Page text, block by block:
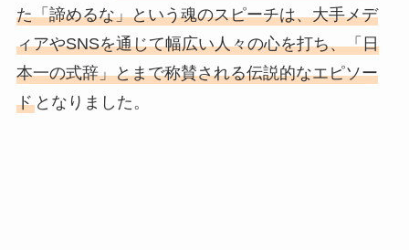
た「諦めるな」という魂のスピーチは、大手メデ
ィアやSNSを通じて幅広い人々の心を打ち、「日
本一の式辞」とまで称賛される伝説的なエピソー
ドとなりました。